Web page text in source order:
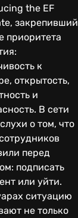
the EF
закрепивший
приоритета
к
открытость,
и
В сети
о том, что
перед
подписать
или уйти.
ситуацию
не только